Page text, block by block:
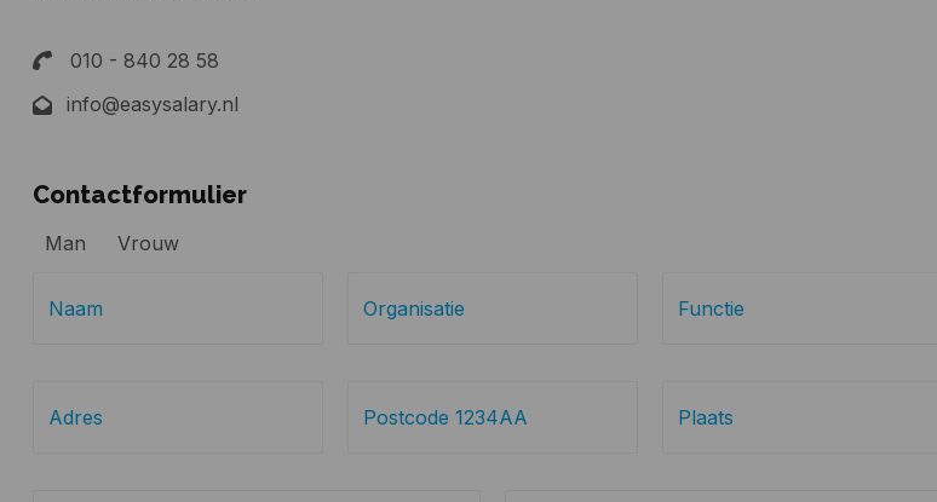
010 - 840 28 58
info@easysalary.nl
Contactformulier
Man Vrouw